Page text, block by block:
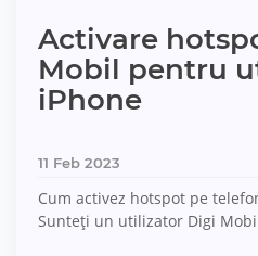
Activare
Mobil pentru
iPhone
11 Feb 2023
Cum activez hotspot pe
Sunteți un utilizator Digi